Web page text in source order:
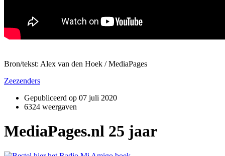
Bron/tekst: Alex van den Hoek / MediaPages
Zeezenders
Gepubliceerd op 07 juli 2020
6324 weergaven
MediaPages.nl 25 jaar